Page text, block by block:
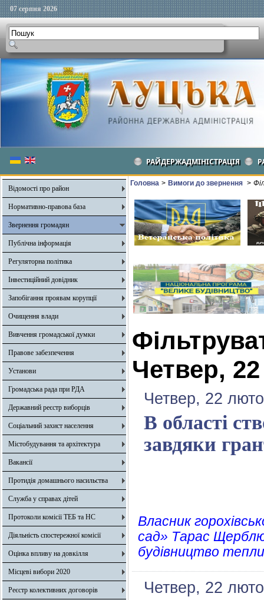
07 серпня 2026
РАЙДЕРЖАДМІНІСТРАЦІЯ
Відомості про район
Нормативно-правова база
Звернення громадян
Публічна інформація
Регуляторна політика
Інвестиційний довідник
Запобігання проявам корупції
Очищення влади
Вивчення громадської думки
Правове забезпечення
Установи
Громадська рада при РДА
Державний реєстр виборців
Соціальний захист населення
Містобудування та архітектура
Вакансії
Протидія домашнього насильства
Служба у справах дітей
Протоколи комісії ТЕБ та НС
Діяльність спостережної комісії
Оцінка впливу на довкілля
Місцеві вибори 2020
Реєстр колективних договорів
Головна > Вимоги до звернення >
Четвер,
Четвер, 22
В області
завдяки
Власник
сад» Тарас
будівництво
Четвер, 22